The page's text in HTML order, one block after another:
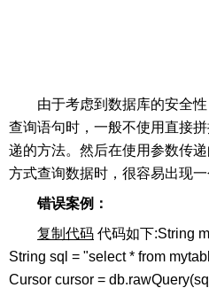
由于考虑到数据库的安全
查询语句时，一般不使用直接
递的方法。然后在使用参数传
方式查询数据时，很容易出现一
错误案例：
复制代码 代码如下:String
String sql = "select * from
Cursor cursor =